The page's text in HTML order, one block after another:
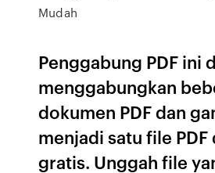
Mudah
Penggabung PDF ini
menggabungkan
dokumen PDF dan
menjadi satu file PDF
gratis. Unggah file